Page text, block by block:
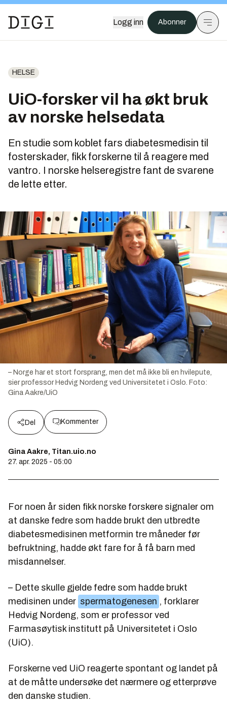
Logg inn Abonner
HELSE
UiO-forsker vil ha økt bruk
av norske helsedata
En studie som koblet fars diabetesmedisin til
fosterskader, fikk forskerne til å reagere med
vantro. I norske helseregistre fant de svarene
de lette etter.
– Norge har et stort forsprang, men det må ikke bli en hvilepute,
sier professor Hedvig Nordeng ved Universitetet i Oslo. Foto:
Gina Aakre/UiO
Del Kommenter
Gina Aakre, Titan.uio.no
27. apr. 2025 - 05:00
For noen år siden fikk norske forskere signaler om
at danske fedre som hadde brukt den utbredte
diabetesmedisinen metformin tre måneder før
befruktning, hadde økt fare for å få barn med
misdannelser.
– Dette skulle gjelde fedre som hadde brukt
medisinen under spermatogenesen , forklarer
Hedvig Nordeng, som er professor ved
Farmasøytisk institutt på Universitetet i Oslo
(UiO).
Forskerne ved UiO reagerte spontant og landet på
at de måtte undersøke det nærmere og etterprøve
den danske studien.